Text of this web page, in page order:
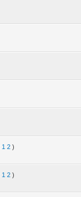
1 2 )
1 2 )